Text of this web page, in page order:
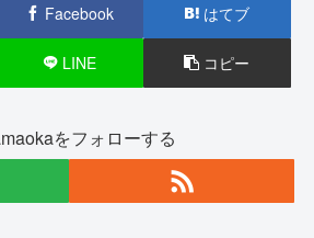
Facebook はてブ
LINE コピー
をフォローする